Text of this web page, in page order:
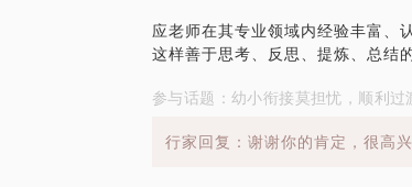
应老师在其专业领域内经验丰富、
这样善于思考、反思、提炼、总结
参与话题：幼小衔接莫担忧，顺利过
行家回复：谢谢你的肯定，很高兴